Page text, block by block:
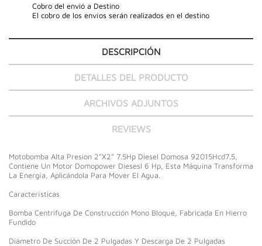
Cobro del envió a Destino
El cobro de los envíos serán realizados en el destino
DESCRIPCIÓN
DETALLES DEL PRODUCTO
ARCHIVOS ADJUNTOS
REVIEWS
Motobomba Alta Presion 2"X2" 7.5Hp Diesel Domosa 92015Hcd7.5,
Contiene Un Motor Domopower Diesesl 6 Hp, Esta Máquina Transforma
La Energía, Aplicándola Para Mover El Agua.
Características
Bomba Centrifuga De Construcción Mono Bloqué, Fabricada En Hierro
Fundido
Diámetro De Succión De 2 Pulgadas Y Descarga De 2 Pulgadas